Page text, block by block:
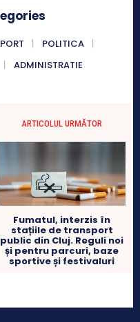
POLITICA
ADMINISTRATIE
ARTICOLUL URMĂTOR
Fumatul, interzis în
stațiile de transport
public din Cluj. Reguli noi
și pentru parcuri, baze
sportive și festivaluri